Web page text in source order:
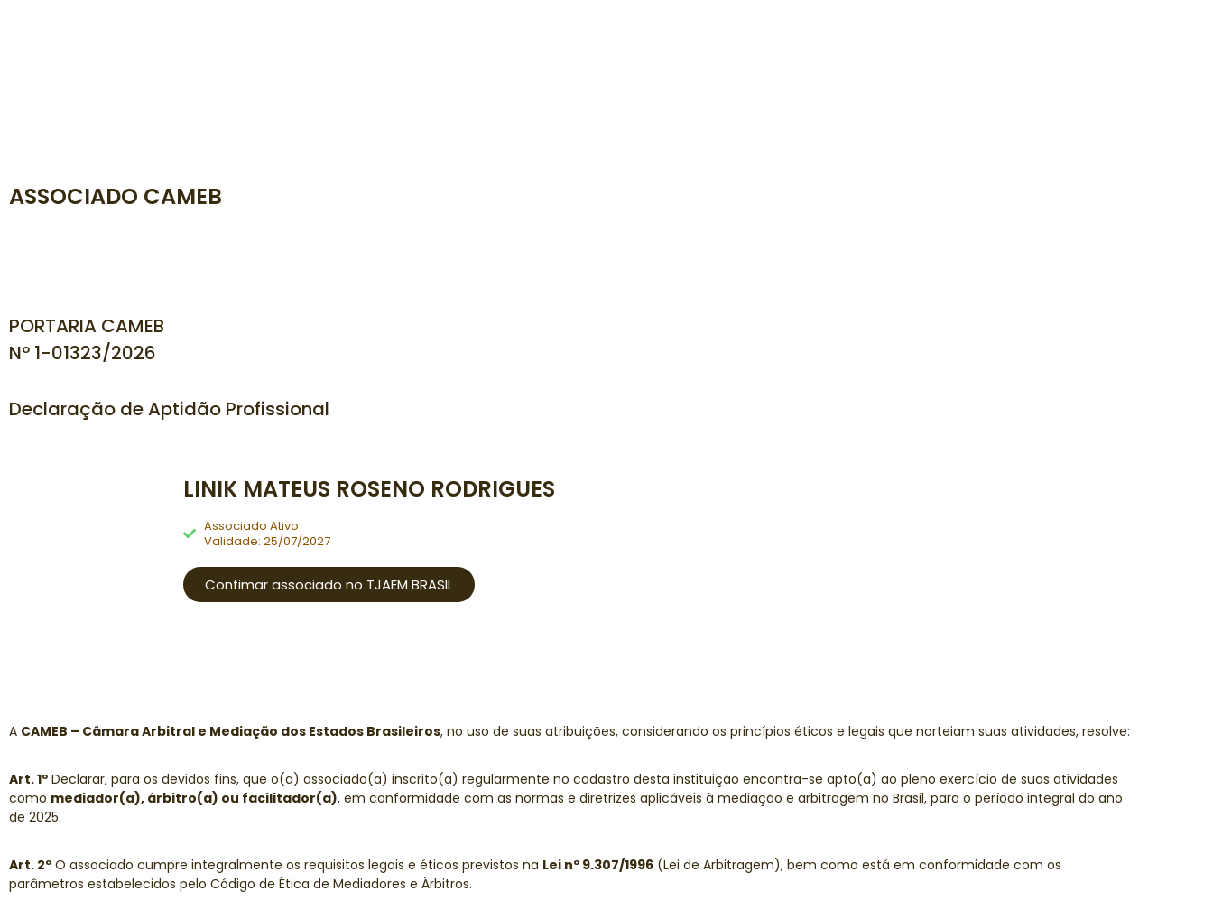
ASSOCIADO CAMEB
PORTARIA CAMEB
Nº 1-01323/2026
Declaração de Aptidão Profissional
LINIK MATEUS ROSENO RODRIGUES
Associado Ativo
Validade: 25/07/2027
Confimar associado no TJAEM BRASIL
A CAMEB – Câmara Arbitral e Mediação dos Estados Brasileiros, no uso de suas atribuições, considerando os princípios éticos e legais que norteiam suas atividades, resolve:
Art. 1º Declarar, para os devidos fins, que o(a) associado(a) inscrito(a) regularmente no cadastro desta instituição encontra-se apto(a) ao pleno exercício de suas atividades
como mediador(a), árbitro(a) ou facilitador(a), em conformidade com as normas e diretrizes aplicáveis à mediação e arbitragem no Brasil, para o período integral do ano
de 2025.
Art. 2º O associado cumpre integralmente os requisitos legais e éticos previstos na Lei nº 9.307/1996 (Lei de Arbitragem), bem como está em conformidade com os
parâmetros estabelecidos pelo Código de Ética de Mediadores e Árbitros.